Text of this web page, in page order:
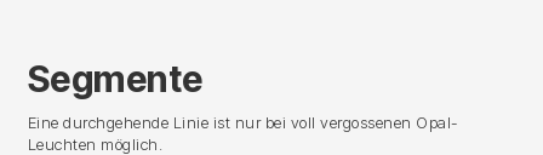
Segmente
Eine durchgehende Linie ist nur bei voll vergossenen Opal-
Leuchten möglich.